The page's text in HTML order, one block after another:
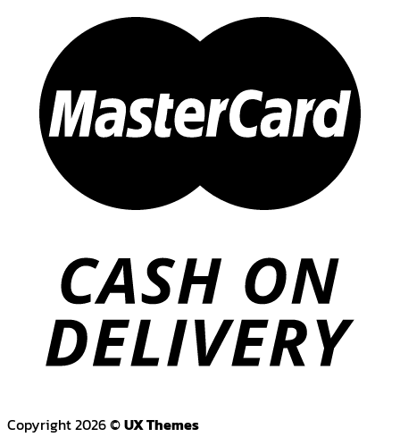
Copyright 2026 ©UX Themes